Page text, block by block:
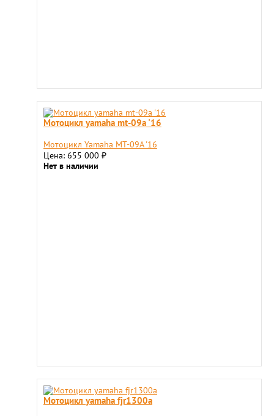
Мотоцикл yamaha mt-09a '16
Мотоцикл Yamaha MT-09A '16
Цена: 655 000 ₽
Нет в наличии
Мотоцикл yamaha fjr1300a